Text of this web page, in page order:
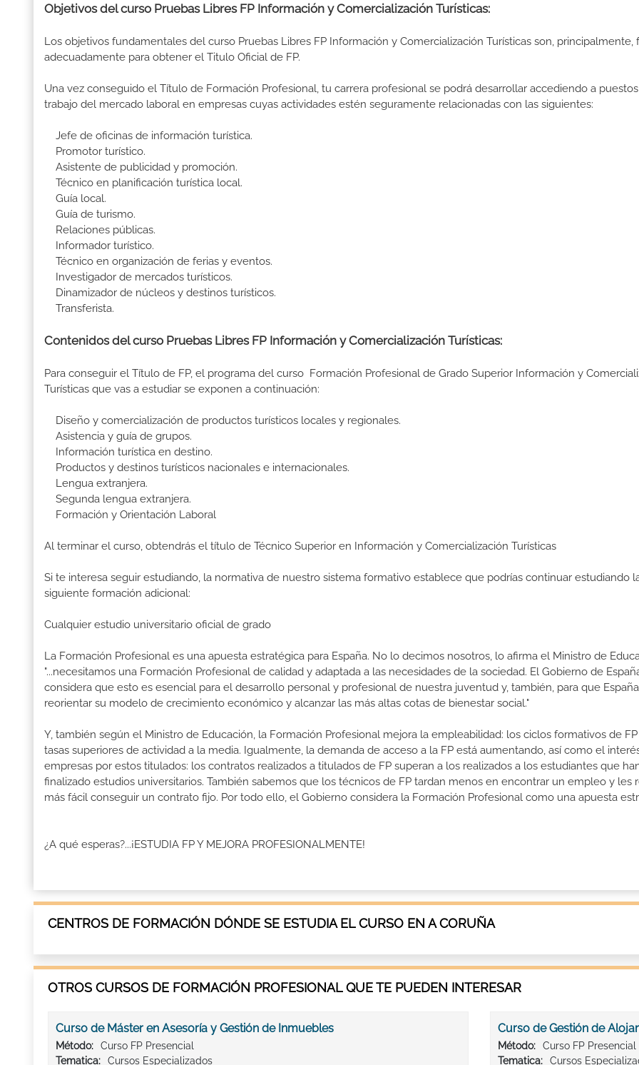
Objetivos del curso Pruebas Libres FP Información y Comercialización Turísticas:
Los objetivos fundamentales del curso Pruebas Libres FP Información y Comercialización Turísticas son, principalmente,
adecuadamente para obtener el Titulo Oficial de FP.
Una vez conseguido el Título de Formación Profesional, tu carrera profesional se podrá desarrollar accediendo a
trabajo del mercado laboral en empresas cuyas actividades estén seguramente relacionadas con las siguientes:
Jefe de oficinas de información turística.
Promotor turístico.
Asistente de publicidad y promoción.
Técnico en planificación turística local.
Guía local.
Guía de turismo.
Relaciones públicas.
Informador turístico.
Técnico en organización de ferias y eventos.
Investigador de mercados turísticos.
Dinamizador de núcleos y destinos turísticos.
Transferista.
Contenidos del curso Pruebas Libres FP Información y Comercialización Turísticas:
Para conseguir el Título de FP, el programa del curso Formación Profesional de Grado Superior Información y
Turísticas que vas a estudiar se exponen a continuación:
Diseño y comercialización de productos turísticos locales y regionales.
Asistencia y guía de grupos.
Información turística en destino.
Productos y destinos turísticos nacionales e internacionales.
Lengua extranjera.
Segunda lengua extranjera.
Formación y Orientación Laboral
Al terminar el curso, obtendrás el título de Técnico Superior en Información y Comercialización Turísticas
Si te interesa seguir estudiando, la normativa de nuestro sistema formativo establece que podrías continuar estudiando
siguiente formación adicional:
Cualquier estudio universitario oficial de grado
La Formación Profesional es una apuesta estratégica para España. No lo decimos nosotros, lo afirma el Ministro de
"...necesitamos una Formación Profesional de calidad y adaptada a las necesidades de la sociedad. El Gobierno de
considera que esto es esencial para el desarrollo personal y profesional de nuestra juventud y, también, para que
reorientar su modelo de crecimiento económico y alcanzar las más altas cotas de bienestar social."
Y, también según el Ministro de Educación, la Formación Profesional mejora la empleabilidad: los ciclos formativos de
tasas superiores de actividad a la media. Igualmente, la demanda de acceso a la FP está aumentando, así como el
empresas por estos titulados: los contratos realizados a titulados de FP superan a los realizados a los estudiantes que
finalizado estudios universitarios. También sabemos que los técnicos de FP tardan menos en encontrar un empleo y les
más fácil conseguir un contrato fijo. Por todo ello, el Gobierno considera la Formación Profesional como una apuesta
¿A qué esperas?...¡ESTUDIA FP Y MEJORA PROFESIONALMENTE!
CENTROS DE FORMACIÓN DÓNDE SE ESTUDIA EL CURSO EN A CORUÑA
OTROS CURSOS DE FORMACIÓN PROFESIONAL QUE TE PUEDEN INTERESAR
Curso de Máster en Asesoría y Gestión de Inmuebles
Método:
Curso FP Presencial
Tematica:
Cursos Especializados
Curso de Gestión de
Método:
Curso FP Presencial
Tematica:
Cursos